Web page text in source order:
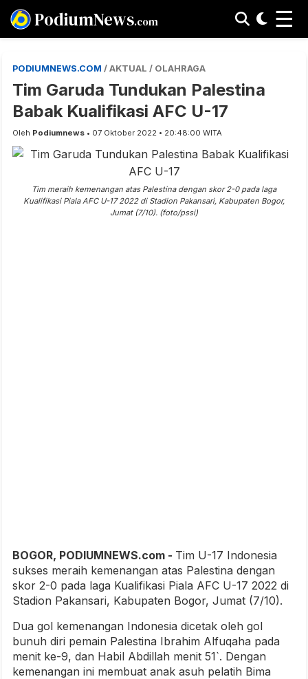
PodiumNews.com ☰
PODIUMNEWS.COM / AKTUAL / OLAHRAGA
Tim Garuda Tundukan Palestina
Babak Kualifikasi AFC U-17
Oleh Podiumnews • 07 Oktober 2022 • 20:48:00 WITA
Tim meraih kemenangan atas Palestina dengan skor 2-0 pada laga
Kualifikasi Piala AFC U-17 2022 di Stadion Pakansari, Kabupaten Bogor,
Jumat (7/10). (foto/pssi)
BOGOR, PODIUMNEWS.com - Tim U-17 Indonesia
sukses meraih kemenangan atas Palestina dengan
skor 2-0 pada laga Kualifikasi Piala AFC U-17 2022 di
Stadion Pakansari, Kabupaten Bogor, Jumat (7/10).
Dua gol kemenangan Indonesia dicetak oleh gol
bunuh diri pemain Palestina Ibrahim Alfuqaha pada
menit ke-9, dan Habil Abdillah menit 51`. Dengan
kemenangan ini membuat anak asuh pelatih Bima